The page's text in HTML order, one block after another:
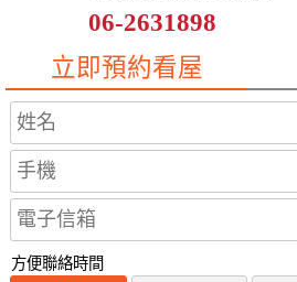
06-2631898
立即預約看屋
方便聯絡時間